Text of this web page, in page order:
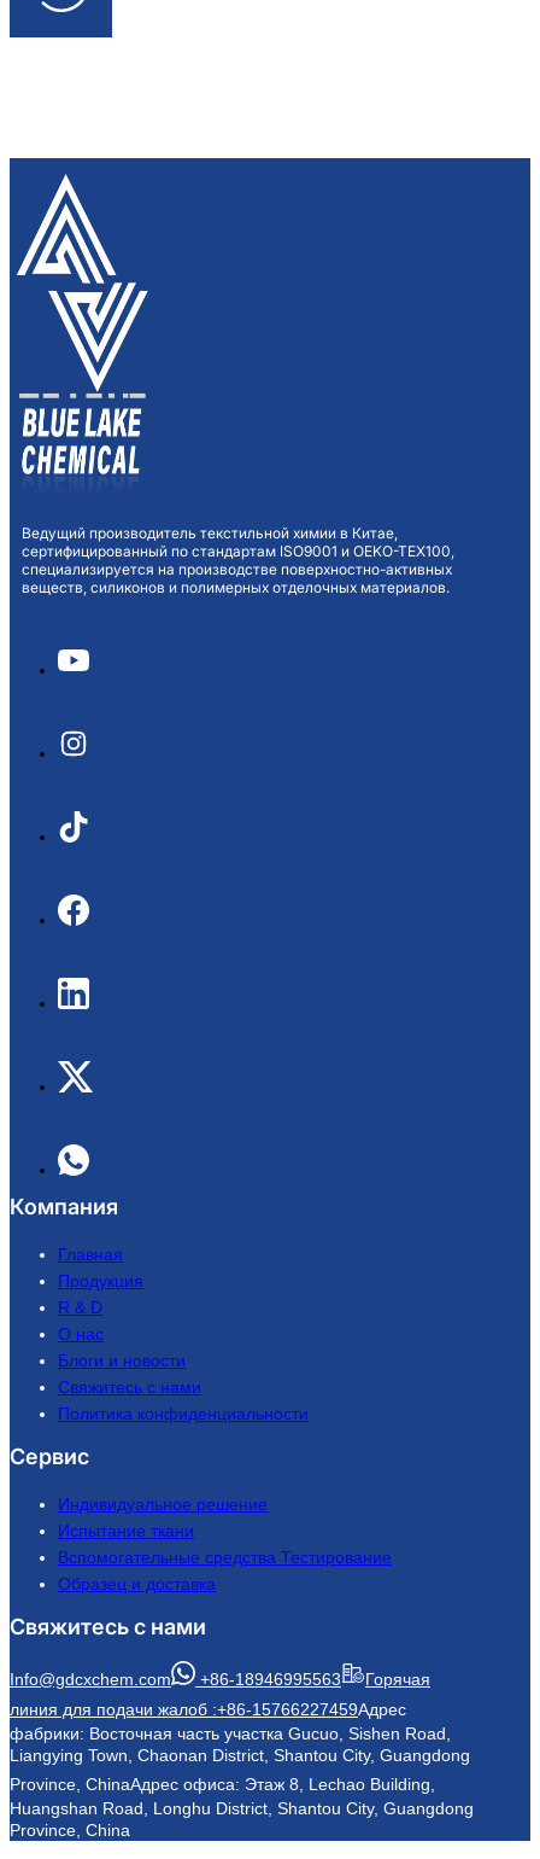
Ведущий производитель текстильной химии в Китае,
сертифицированный по стандартам ISO9001 и OEKO-TEX100,
специализируется на производстве поверхностно-активных
веществ, силиконов и полимерных отделочных материалов.
Компания
Главная
Продукция
R & D
О нас
Блоги и новости
Свяжитесь с нами
Политика конфиденциальности
Сервис
Индивидуальное решение
Испытание ткани
Вспомогательные средства Тестирование
Образец и доставка
Свяжитесь с нами
Info@gdcxchem.com +86-18946995563
Горячая
линия для подачи жалоб :+86-15766227459Адрес
фабрики: Восточная часть участка Gucuo, Sishen Road,
Liangying Town, Chaonan District, Shantou City, Guangdong
Province, ChinaАдрес офиса: Этаж 8, Lechao Building,
Huangshan Road, Longhu District, Shantou City, Guangdong
Province, China